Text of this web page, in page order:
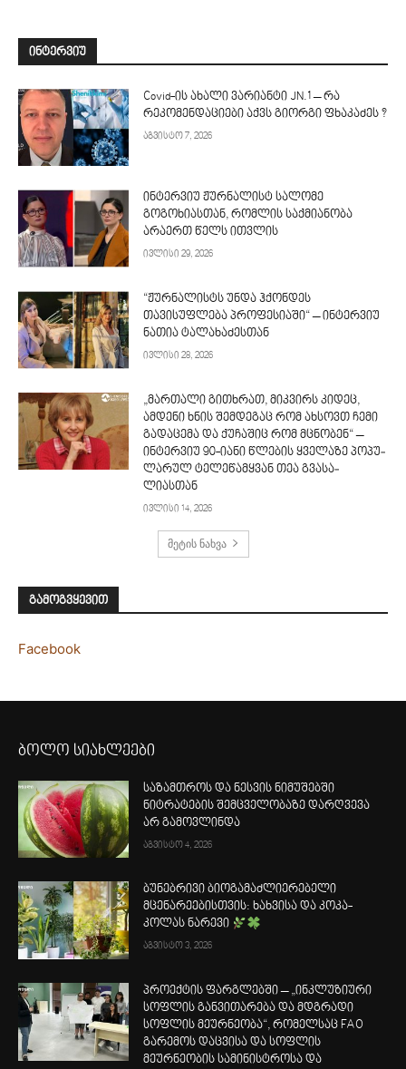
ᲘᲜᲢᲔᲠᲕᲘᲣ
Covid-ის ახალი ვარიანტი JN.1 – რა
რეკომენდაციები აქვს გიორგი ფხაკაძეს ?
აგვისტო 7, 2026
ინტერვიუ ჟურნალისტ სალომე
გოგოხიასთან, რომლის საქმიანობა
არაერთ წელს ითვლის
ივლისი 29, 2026
“ჟურნალისტს უნდა ჰქონდეს
თავისუფლება პროფესიაში“ – ინტერვიუ
ნათია ტალახაძესთან
ივლისი 28, 2026
„მართალი გითხრათ, მიკვირს კიდეც,
ამდენი ხნის შემდეგაც რომ ახსოვთ ჩემი
გადაცემა და ქუჩაშიც რომ მცნობენ“ –
ინტერვიუ 90-იანი წლე­ბის ყვე­ლა­ზე პო­პუ­
ლა­რუ­ლ ტე­ლე­წამ­ყვა­ნ თეა გვა­სა­
ლიასთან
ივლისი 14, 2026
მეტის ნახვა
გამოგვყევით
Facebook
ბოლო სიახლეები
საზამთროს და ნესვის ნიმუშებში
ნიტრატების შემცველობაზე დარღვევა
არ გამოვლინდა
აგვისტო 4, 2026
ბუნებრივი ბიოგამაძლიერებელი
მცენარეებისთვის: ხახვისა და კოკა-
კოლას ნარევი
აგვისტო 3, 2026
პროექტის ფარგლებში – „ინკლუზიური
სოფლის განვითარება და მდგრადი
სოფლის მეურნეობა“, რომელსაც FAO
გარემოს დაცვისა და სოფლის
მეურნეობის სამინისტროსა და